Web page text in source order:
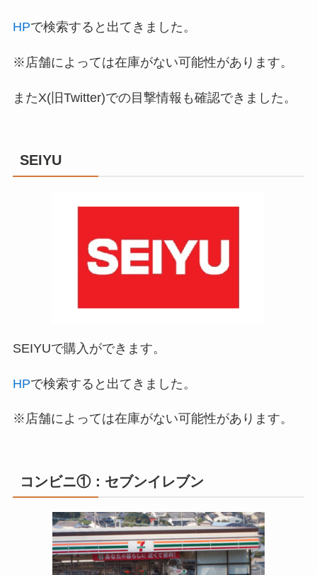
HPで検索すると出てきました。
※店舗によっては在庫がない可能性があります。
またX(旧Twitter)での目撃情報も確認できました。
SEIYU
SEIYUで購入ができます。
HPで検索すると出てきました。
※店舗によっては在庫がない可能性があります。
コンビニ①：セブンイレブン